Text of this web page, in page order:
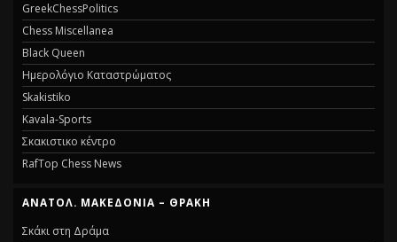
GreekChessPolitics
Chess Miscellanea
Black Queen
Ημερολόγιο Καταστρώματος
Skakistiko
Kavala-Sports
Σκακιστικο κέντρο
RafTop Chess News
ΑΝΑΤΟΛ. ΜΑΚΕΔΟΝΊΑ – ΘΡΆΚΗ
Σκάκι στη Δράμα